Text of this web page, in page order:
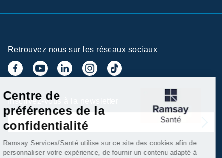
Retrouvez nous sur les réseaux sociaux
Inscrivez-vous à la newsletter
Centre de
préférences de la
confidentialité
Ramsay Services/Santé utilise sur ce site des cookies afin de
personnaliser votre expérience, de fournir un contenu adapté à